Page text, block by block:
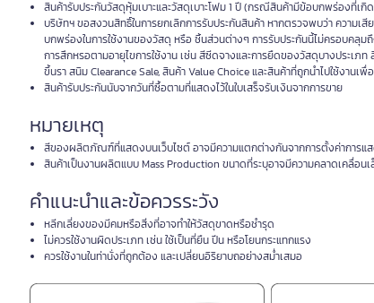
สินค้ารับประกันวัสดุหุ้มเบาะและวัสดุเบาะโฟม 1 ปี (กรณีสินค้ามีข้อบกพร่องที่เกิ
บริษัทฯ ขอสงวนสิทธิ์ในการยกเลิกการรับประกันสินค้า หากตรวจพบว่า ความ
บกพร่องในการใช้งานของวัสดุ หรือ ชิ้นส่วนต่างๆ การรับประกันนี้ไม่ครอบคลุม
การสึกหรอตามอายุไขการใช้งาน เช่น สีซีดจางและการยืดของวัสดุบางประเ
ขึ้นรา สนิม Clearance Sale, สินค้า Value Choice และสินค้าที่ถูกนำไปใช้งานเพื่
สินค้ารับประกันนับจากวันที่ซื้อตามที่แสดงไว้ในใบเสร็จรับเงินจากการขาย
หมายเหตุ
สีของผลิตภัณฑ์ที่แสดงบนเว็บไซต์ อาจมีความแตกต่างกันจากการตั้งค่าการแ
สินค้าเป็นงานผลิตแบบ Mass Production ขนาดที่ระบุอาจมีความคลาดเคลื่อน
คำแนะนำและข้อควรระวัง
หลีกเลี่ยงของมีคมหรือสิ่งที่อาจทำให้วัสดุขาดหรือชำรุด
ไม่ควรใช้งานผิดประเภท เช่น ใช้เป็นที่ยืน ปีน หรือโยนกระแทกแรง
ควรใช้งานในท่านั่งที่ถูกต้อง และเปลี่ยนอิริยาบถอย่างสม่ำเสมอ